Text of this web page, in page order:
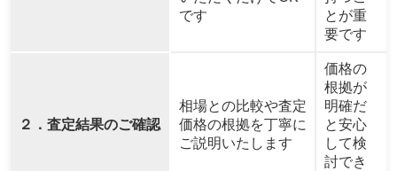
です
とが重
要です
２．査定結果のご確認
相場との比較や査定
価格の根拠を丁寧に
ご説明いたします
価格の
根拠が
明確だ
と安心
して検
討でき